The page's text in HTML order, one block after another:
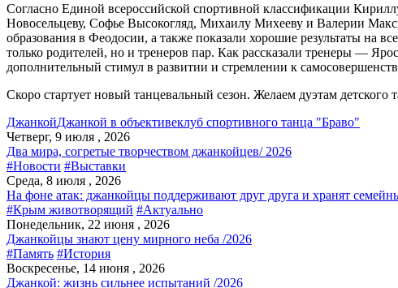
Согласно Единой всероссийской спортивной классификации
Новосельцеву, Софье Высокогляд, Михаилу Михееву и Валерии
образования в Феодосии, а также показали хорошие результаты на
только родителей, но и тренеров пар. Как рассказали тренеры —
дополнительный стимул в развитии и стремлении к
Скоро стартует новый танцевальный сезон. Желаем дуэтам
ДжанкойДжанкой в объективеклуб спортивного танца "Браво"
Четверг, 9 июля , 2026
Два мира, согретые творчеством джанкойцев/ 2026
#Новости #Выставки
Среда, 8 июля , 2026
На фоне атак: джанкойцы поддерживают друг друга и хранят
#Крым животворящий #Актуально
Понедельник, 22 июня , 2026
Джанкойцы знают цену мирного неба /2026
#Память #История
Воскресенье, 14 июня , 2026
Джанкой: жизнь сильнее испытаний /2026